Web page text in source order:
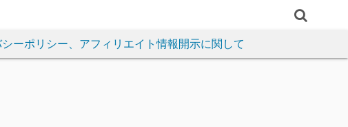
ーポリシー、アフィリエイト情報開示に関して